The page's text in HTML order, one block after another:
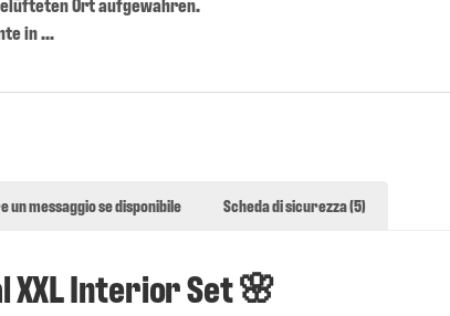
in ...
un messaggio se disponibile Scheda di sicurezza (5)
XXL Interior Set 🌸